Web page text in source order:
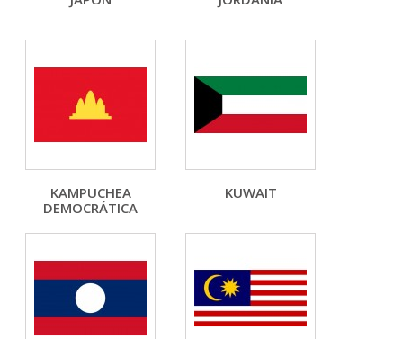
KAMPUCHEA
DEMOCRÁTICA
KUWAIT